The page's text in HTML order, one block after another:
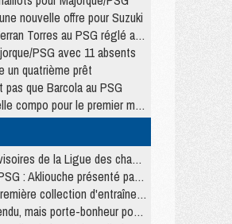
nouvelle offre pour Suzuki
au PSG réglé avant le 12 août ?
PSG avec 11 absents
un quatrième prêt
que Barcola au PSG
le premier match de la saison 2026/27 ?
la Ligue des champions 2026/27
présenté par un fan de Monaco
d'entraînement pour 2026/2027
porte-bonheur pour Lens/PSG